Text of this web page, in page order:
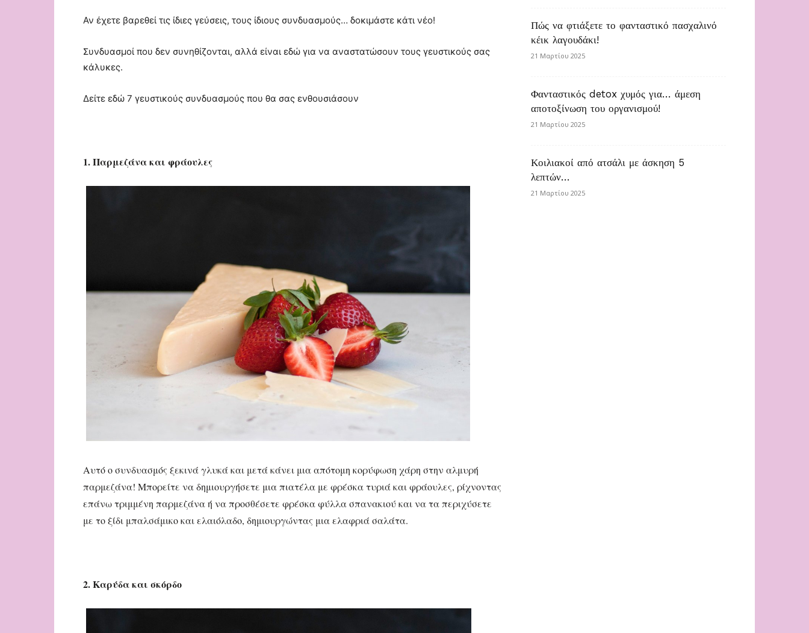
Αν έχετε βαρεθεί τις ίδιες γεύσεις, τους ίδιους συνδυασμούς… δοκιμάστε κάτι νέο!
Συνδυασμοί που δεν συνηθίζονται, αλλά είναι εδώ για να αναστατώσουν τους γευστικούς σας
κάλυκες.
Δείτε εδώ 7 γευστικούς συνδυασμούς που θα σας ενθουσιάσουν
1. Παρμεζάνα και φράουλες
Αυτό ο συνδυασμός ξεκινά γλυκά και μετά κάνει μια απότομη κορύφωση χάρη στην αλμυρή
παρμεζάνα! Μπορείτε να δημιουργήσετε μια πιατέλα με φρέσκα τυριά και φράουλες, ρίχνοντας
επάνω τριμμένη παρμεζάνα ή να προσθέσετε φρέσκα φύλλα σπανακιού και να τα περιχύσετε
με το ξίδι μπαλσάμικο και ελαιόλαδο, δημιουργώντας μια ελαφριά σαλάτα.
2. Καρύδα και σκόρδο
Πώς να φτιάξετε το φανταστικό πασχαλινό
κέικ λαγουδάκι!
21 Μαρτίου 2025
Φανταστικός detox χυμός για… άμεση
αποτοξίνωση του οργανισμού!
21 Μαρτίου 2025
Κοιλιακοί από ατσάλι με άσκηση 5
λεπτών…
21 Μαρτίου 2025